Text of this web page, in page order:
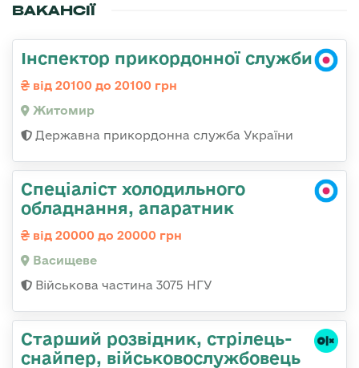
ВАКАНСІЇ
Інспектор прикордонної служби
від 20100 до 20100 грн
Житомир
Державна прикордонна служба України
Спеціаліст холодильного
обладнання, апаратник
від 20000 до 20000 грн
Васищеве
Військова частина 3075 НГУ
Стаpший pозвідник, стрілець-
снайпеp, військовослужбовець